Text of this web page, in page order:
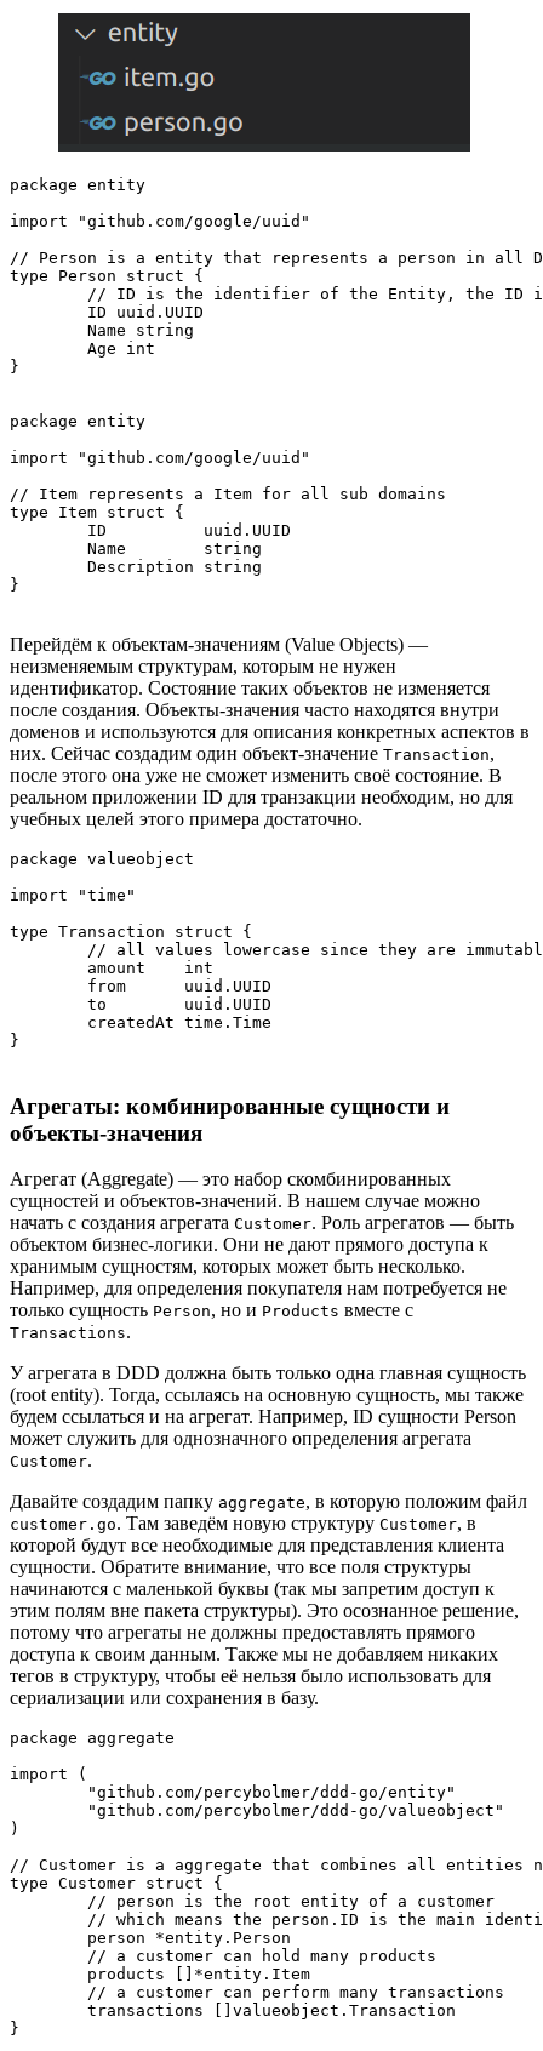
package entity
import "github.com/google/uuid"
// Person is a entity that represents a person in all
type Person struct {
}
package entity
import "github.com/google/uuid"
// Item represents a Item for all sub domains
type Item struct {
}
Перейдём к объектам-значениям (Value Objects) —
неизменяемым структурам, которым не нужен
идентификатор. Состояние таких объектов не изменяется
после создания. Объекты-значения часто находятся внутри
доменов и используются для описания конкретных аспектов в
них. Сейчас создадим один объект-значение Transaction,
после этого она уже не сможет изменить своё состояние. В
реальном приложении ID для транзакции необходим, но для
учебных целей этого примера достаточно.
package valueobject
import "time"
type Transaction struct {
}
Агрегаты: комбинированные сущности и
объекты-значения
Агрегат (Aggregate) — это набор скомбинированных
сущностей и объектов-значений. В нашем случае можно
начать с создания агрегата Customer. Роль агрегатов — быть
объектом бизнес-логики. Они не дают прямого доступа к
хранимым сущностям, которых может быть несколько.
Например, для определения покупателя нам потребуется не
только сущность Person, но и Products вместе с
Transactions.
У агрегата в DDD должна быть только одна главная сущность
(root entity). Тогда, ссылаясь на основную сущность, мы также
будем ссылаться и на агрегат. Например, ID сущности Person
может служить для однозначного определения агрегата
Customer.
Давайте создадим папку aggregate, в которую положим файл
customer.go. Там заведём новую структуру Customer, в
которой будут все необходимые для представления клиента
сущности. Обратите внимание, что все поля структуры
начинаются с маленькой буквы (так мы запретим доступ к
этим полям вне пакета структуры). Это осознанное решение,
потому что агрегаты не должны предоставлять прямого
доступа к своим данным. Также мы не добавляем никаких
тегов в структуру, чтобы её нельзя было использовать для
сериализации или сохранения в базу.
package aggregate
import (
)
// Customer is a aggregate that combines all entities
type Customer struct {
}